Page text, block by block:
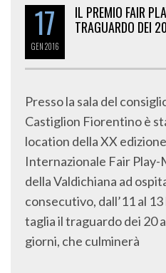
17
GEN2016
IL PREMIO FAIR
TRAGUARDO DEI
Presso la sala del
Castiglion Fiorentino è
location della XX
Internazionale Fair Play-
della Valdichiana ad
consecutivo, dall’11 al
taglia il traguardo dei 20
giorni, che culminerà